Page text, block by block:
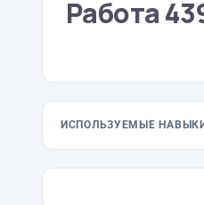
Работа
ИСПОЛЬЗУЕМЫЕ НАВЫКИ